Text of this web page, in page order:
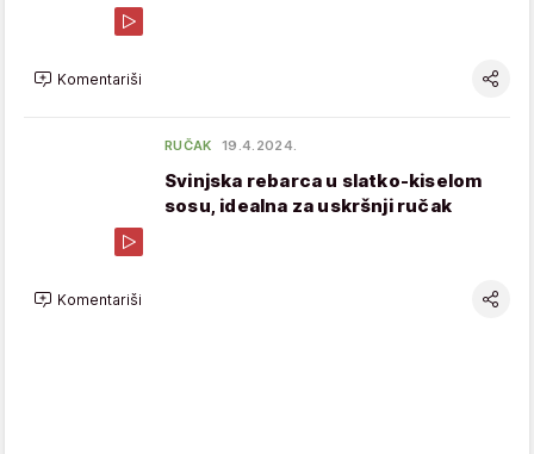
Komentariši
RUČAK 19.4.2024.
Svinjska rebarca u slatko-kiselom
sosu, idealna za uskršnji ručak
Komentariši